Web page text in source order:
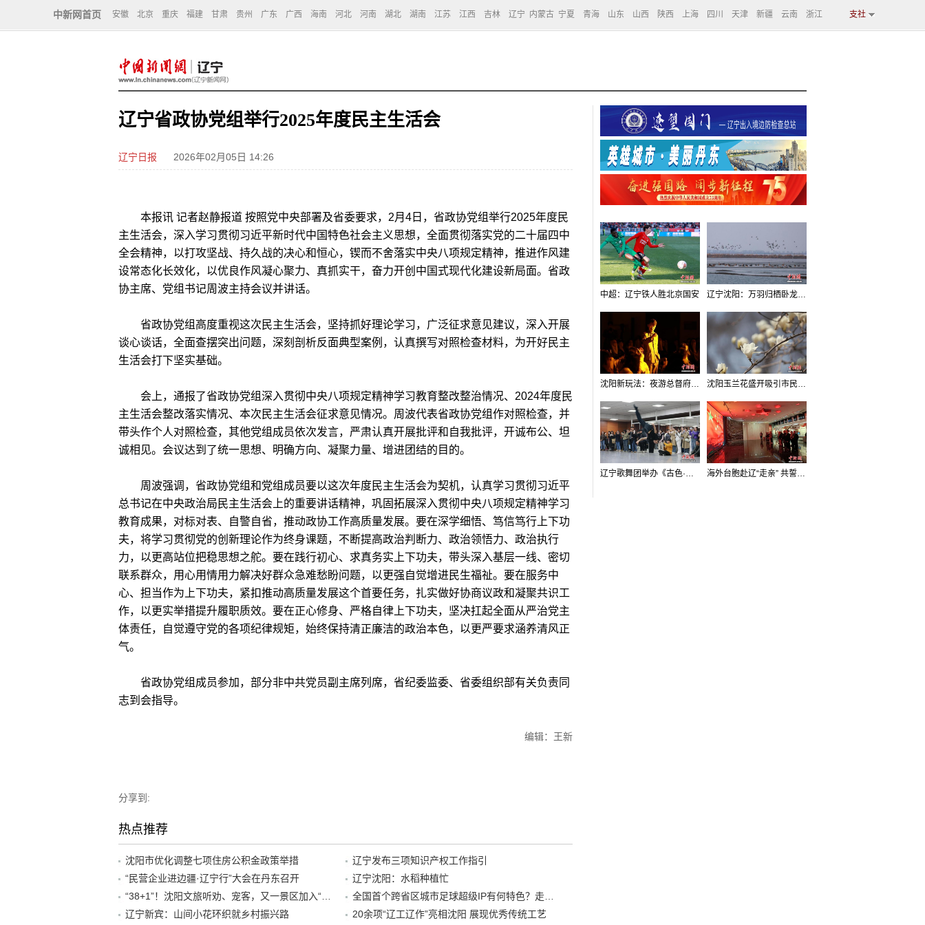
中新网首页 安徽 北京 重庆 福建 甘肃 贵州 广东 广西 海南 河北 河南 湖北 湖南 江苏 江西 吉林 辽宁 内蒙古 宁夏 青海 山东 山西 陕西 上海 四川 天津 新疆 云南 浙江 支社
辽宁省政协党组举行2025年度民主生活会
辽宁日报 2026年02月05日 14:26
本报讯 记者赵静报道 按照党中央部署及省委要求，2月4日，省政协党组举行2025年度民
主生活会，深入学习贯彻习近平新时代中国特色社会主义思想，全面贯彻落实党的二十届四中
全会精神，以打攻坚战、持久战的决心和恒心，锲而不舍落实中央八项规定精神，推进作风建
设常态化长效化，以优良作风凝心聚力、真抓实干，奋力开创中国式现代化建设新局面。省政
协主席、党组书记周波主持会议并讲话。
省政协党组高度重视这次民主生活会，坚持抓好理论学习，广泛征求意见建议，深入开展
谈心谈话，全面查摆突出问题，深刻剖析反面典型案例，认真撰写对照检查材料，为开好民主
生活会打下坚实基础。
会上，通报了省政协党组深入贯彻中央八项规定精神学习教育整改整治情况、2024年度民
主生活会整改落实情况、本次民主生活会征求意见情况。周波代表省政协党组作对照检查，并
带头作个人对照检查，其他党组成员依次发言，严肃认真开展批评和自我批评，开诚布公、坦
诚相见。会议达到了统一思想、明确方向、凝聚力量、增进团结的目的。
周波强调，省政协党组和党组成员要以这次年度民主生活会为契机，认真学习贯彻习近平
总书记在中央政治局民主生活会上的重要讲话精神，巩固拓展深入贯彻中央八项规定精神学习
教育成果，对标对表、自警自省，推动政协工作高质量发展。要在深学细悟、笃信笃行上下功
夫，将学习贯彻党的创新理论作为终身课题，不断提高政治判断力、政治领悟力、政治执行
力，以更高站位把稳思想之舵。要在践行初心、求真务实上下功夫，带头深入基层一线、密切
联系群众，用心用情用力解决好群众急难愁盼问题，以更强自觉增进民生福祉。要在服务中
心、担当作为上下功夫，紧扣推动高质量发展这个首要任务，扎实做好协商议政和凝聚共识工
作，以更实举措提升履职质效。要在正心修身、严格自律上下功夫，坚决扛起全面从严治党主
体责任，自觉遵守党的各项纪律规矩，始终保持清正廉洁的政治本色，以更严要求涵养清风正
气。
省政协党组成员参加，部分非中共党员副主席列席，省纪委监委、省委组织部有关负责同
志到会指导。
编辑：王新
分享到:
热点推荐
沈阳市优化调整七项住房公积金政策举措
辽宁发布三项知识产权工作指引
“民营企业进边疆·辽宁行”大会在丹东召开
辽宁沈阳：水稻种植忙
辽宁新宾：山间小花环织就乡村振兴路
20余项“辽工辽作”亮相沈阳 展现优秀传统工艺
中超：辽宁铁人胜北京国安 辽宁沈阳：万羽归栖卧龙湖看群鸟齐飞
沈阳新玩法：夜游总督府，当一回“赴宴者” 沈阳玉兰花盛开吸引市民打卡
辽宁歌舞团举办《古色·国宝辽宁》排练开放日活动 海外台胞赴辽“走亲” 共誓“和平初心”